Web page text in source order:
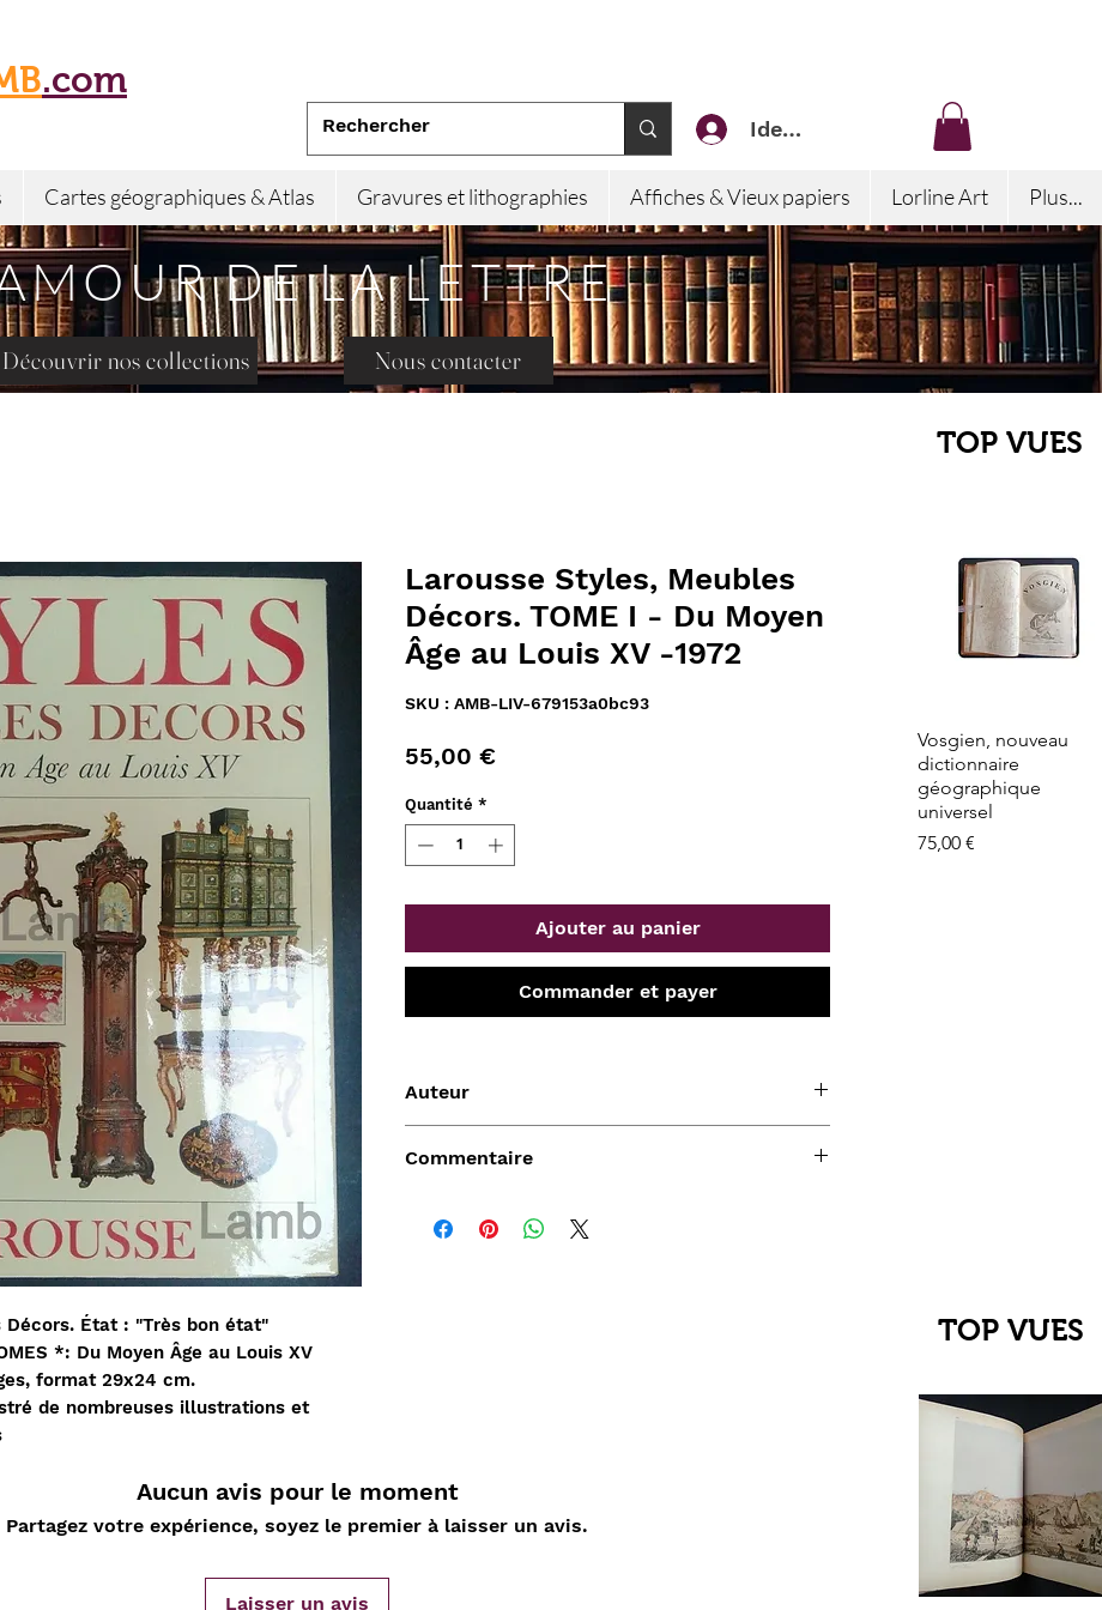
.com
Identifiez-vous
Cartes géographiques & Atlas Gravures et lithographies Affiches & Vieux papiers Lorline Art Plus...
DE LA LETTRE
Découvrir nos collections Nous contacter
État : "Très bon état"
*: Du Moyen Âge au Louis XV
format 29x24 cm.
de nombreuses illustrations et
Larousse ‎Styles, Meubles
Décors. TOME I - Du Moyen
Âge au Louis XV -1972
SKU : AMB-LIV-679153a0bc93
55,00 €Prix
Quantité *
Ajouter au panier
Commander et payer
Auteur
Commentaire
Aucun avis pour le moment
Partagez votre expérience, soyez le premier à laisser un avis.
Laisser un avis
TOP VUES
Aperçu rapide
Vosgien, nouveau
dictionnaire
géographique
universel
Prix
75,00 €
TOP VUES
Vendu
Leclerc 1954-55, Map